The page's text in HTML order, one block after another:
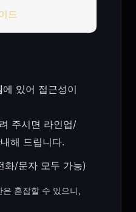
드
에 있어 접근성이
주시면 라인업/
해 드립니다.
화/문자 모두 가능)
혼잡할 수 있으니,